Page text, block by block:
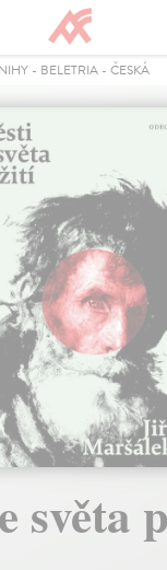
- BELETRIA - ČESKÁ
světa